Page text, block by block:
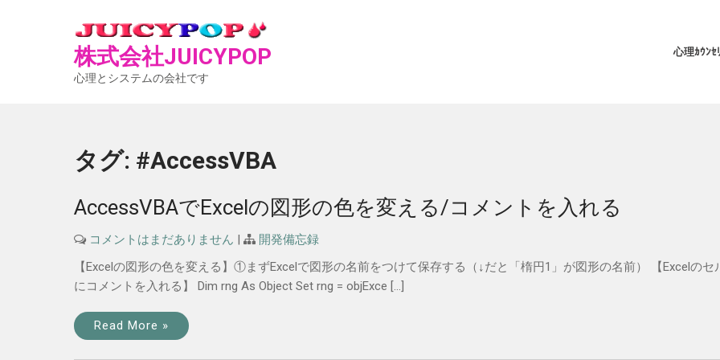
株式会社JUICYPOP
心理とシステムの会社です
心理ｶｳﾝｾ
タグ: #AccessVBA
AccessVBAでExcelの図形の色を変える/コメントを入れる
コメントはまだありません |
開発備忘録
【Excelの図形の色を変える】①まずExcelで図形の名前をつけて保存する（↓だと「楕円1」が図形の名前） 【Excelのセ
にコメントを入れる】 Dim rng As Object Set rng = objExce […]
Read More »